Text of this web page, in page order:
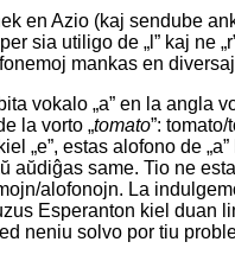
en Azio (kaj sendube
sia utiligo de „l” kaj ne
mankas en
vokalo „a” en la angla
la vorto „tomato”:
estas alofono de „a”
aŭdiĝas same. Tio ne
alofonojn. La
Esperanton kiel duan
neniu solvo por tiu